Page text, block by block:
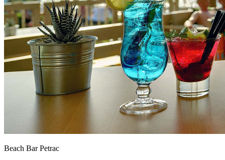
Beach Bar Petrac